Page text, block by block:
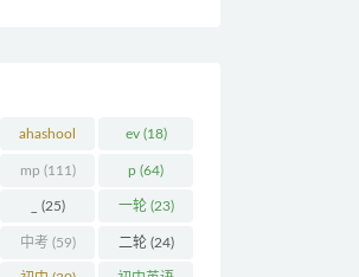
ahashool
(29)
ev(18)
mp (111) p (64)
(25) 一轮(23)
中考 (59) 二轮(24)